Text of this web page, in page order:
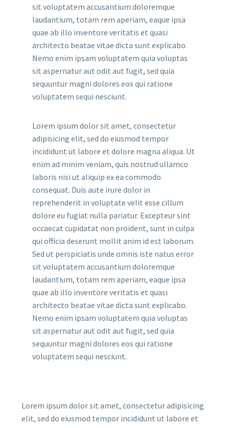
sit voluptatem accusantium doloremque
laudantium, totam rem aperiam, eaque ipsa
quae ab illo inventore veritatis et quasi
architecto beatae vitae dicta sunt explicabo.
Nemo enim ipsam voluptatem quia voluptas
sit aspernatur aut odit aut fugit, sed quia
sequuntur magni dolores eos qui ratione
voluptatem sequi nesciunt.
Lorem ipsum dolor sit amet, consectetur
adipisicing elit, sed do eiusmod tempor
incididunt ut labore et dolore magna aliqua. Ut
enim ad minim veniam, quis nostrud ullamco
laboris nisi ut aliquip ex ea commodo
consequat. Duis aute irure dolor in
reprehenderit in voluptate velit esse cillum
dolore eu fugiat nulla pariatur. Excepteur sint
occaecat cupidatat non proident, sunt in culpa
qui officia deserunt mollit anim id est laborum.
Sed ut perspiciatis unde omnis iste natus error
sit voluptatem accusantium doloremque
laudantium, totam rem aperiam, eaque ipsa
quae ab illo inventore veritatis et quasi
architecto beatae vitae dicta sunt explicabo.
Nemo enim ipsam voluptatem quia voluptas
sit aspernatur aut odit aut fugit, sed quia
sequuntur magni dolores eos qui ratione
voluptatem sequi nesciunt.
Lorem ipsum dolor sit amet, consectetur adipisicing
elit, sed do eiusmod tempor incididunt ut labore et